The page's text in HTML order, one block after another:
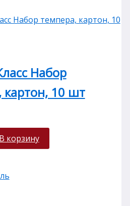
Набор
картон, 10 шт
В корзину